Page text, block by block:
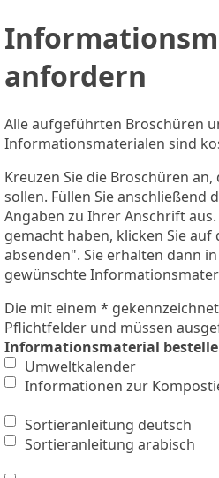
anfordern
Alle aufgeführten Broschüren
Informationsmaterialen sind
Kreuzen Sie die Broschüren
sollen. Füllen Sie anschließend
Angaben zu Ihrer Anschrift aus.
gemacht haben, klicken Sie
absenden". Sie erhalten dann
gewünschte
Die mit einem *
Pflichtfelder und müssen
Informationsmaterial
Umweltkalender
Informationen zur
Sortieranleitung deutsch
Sortieranleitung arabisch